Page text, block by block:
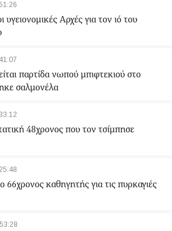
υγειονομικές Αρχές για τον ιό του
παρτίδα νωπού μπιφτεκιού στο
σαλμονέλα
48χρονος που τον τσίμπησε
66χρονος καθηγητής για τις πυρκαγιές